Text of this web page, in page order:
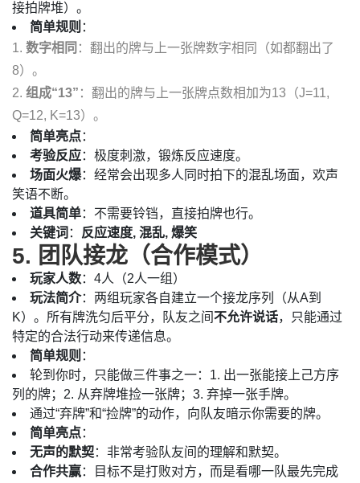
接拍牌堆）。
简单规则 ：
1. 数字相同 ：翻出的牌与上一张牌数字相同（如都翻出了
8）。
2. 组成“13” ：翻出的牌与上一张牌点数相加为13（J=11,
Q=12, K=13）。
简单亮点：
考验反应：极度刺激，锻炼反应速度。
场面火爆：经常会出现多人同时拍下的混乱场面，欢声
笑语不断。
道具简单：不需要铃铛，直接拍牌也行。
关键词 ： 反应速度, 混乱, 爆笑
5. 团队接龙（合作模式）
玩家人数：4人（2人一组）
玩法简介：两组玩家各自建立一个接龙序列（从A到
K）。所有牌洗匀后平分，队友之间不允许说话，只能通过
特定的合法行动来传递信息。
简单规则 ：
轮到你时，只能做三件事之一：1. 出一张能接上己方序
列的牌；2. 从弃牌堆捡一张牌；3. 弃掉一张手牌。
通过“弃牌”和“捡牌”的动作，向队友暗示你需要的牌。
简单亮点：
无声的默契：非常考验队友间的理解和默契。
合作共赢：目标不是打败对方，而是看哪一队最先完成